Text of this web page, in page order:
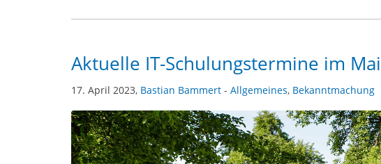
Aktuelle IT-Schulungstermine im Mai
17. April 2023, Bastian Bammert - Allgemeines, Bekanntmachung